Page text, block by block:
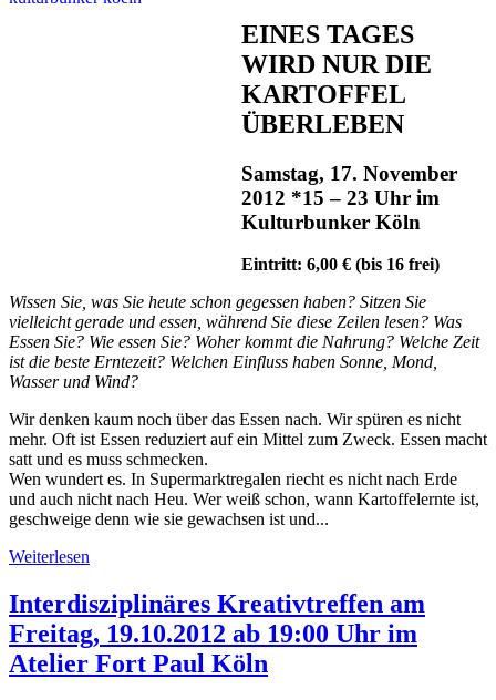
EINES TAGES
WIRD NUR DIE
KARTOFFEL
ÜBERLEBEN
Samstag, 17. November
2012 *15 – 23 Uhr im
Kulturbunker Köln
Eintritt: 6,00 € (bis 16 frei)
Wissen Sie, was Sie heute schon gegessen haben? Sitzen Sie
vielleicht gerade und essen, während Sie diese Zeilen lesen? Was
Essen Sie? Wie essen Sie? Woher kommt die Nahrung? Welche Zeit
ist die beste Erntezeit? Welchen Einfluss haben Sonne, Mond,
Wasser und Wind?
Wir denken kaum noch über das Essen nach. Wir spüren es nicht
mehr. Oft ist Essen reduziert auf ein Mittel zum Zweck. Essen macht
satt und es muss schmecken.
Wen wundert es. In Supermarktregalen riecht es nicht nach Erde
und auch nicht nach Heu. Wer weiß schon, wann Kartoffelernte ist,
geschweige denn wie sie gewachsen ist und...
Weiterlesen
Interdisziplinäres Kreativtreffen am
Freitag, 19.10.2012 ab 19:00 Uhr im
Atelier Fort Paul Köln